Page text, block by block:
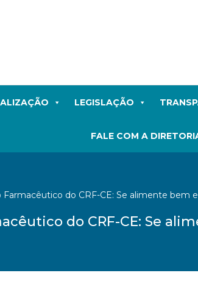
LEGISLAÇÃO
FALE COM A
do CRF-CE: Se alimente bem
do CRF-CE: Se